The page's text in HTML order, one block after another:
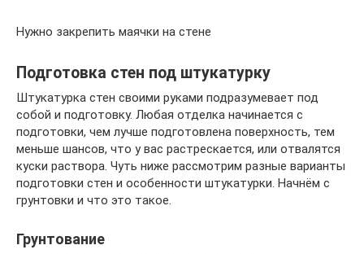
Нужно закрепить маячки на стене
Подготовка стен под штукатурку
Штукатурка стен своими руками подразумевает под
собой и подготовку. Любая отделка начинается с
подготовки, чем лучше подготовлена поверхность, тем
меньше шансов, что у вас растрескается, или отвалятся
куски раствора. Чуть ниже рассмотрим разные варианты
подготовки стен и особенности штукатурки. Начнём с
грунтовки и что это такое.
Грунтование